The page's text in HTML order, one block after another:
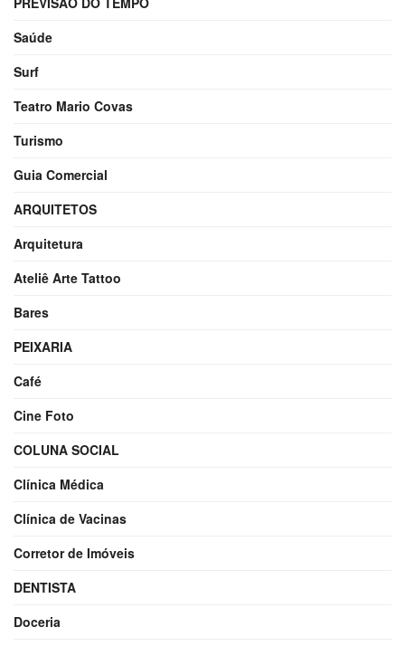
Saúde
Surf
Teatro Mario Covas
Turismo
Guia Comercial
ARQUITETOS
Arquitetura
Ateliê Arte Tattoo
Bares
PEIXARIA
Café
Cine Foto
COLUNA SOCIAL
Clínica Médica
Clínica de Vacinas
Corretor de Imóveis
DENTISTA
Doceria